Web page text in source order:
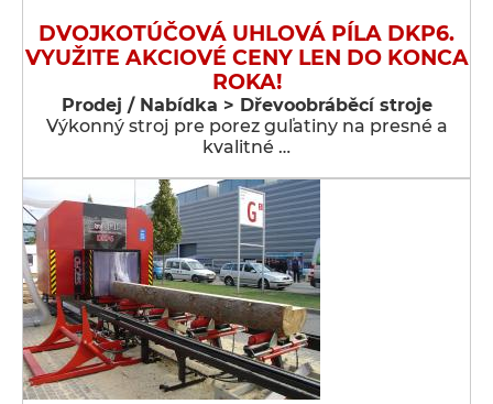
DVOJKOTÚČOVÁ UHLOVÁ PÍLA DKP6.
VYUŽITE AKCIOVÉ CENY LEN DO KONCA
ROKA!
Prodej / Nabídka > Dřevoobráběcí stroje
Výkonný stroj pre porez guľatiny na presné a
kvalitné …